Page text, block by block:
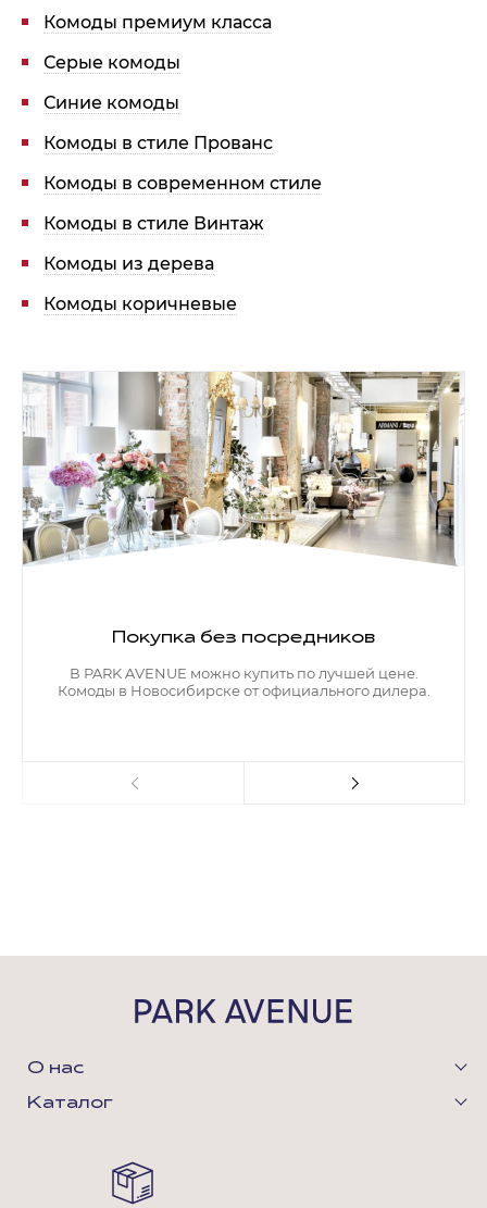
Комоды премиум класса
Серые комоды
Синие комоды
Комоды в стиле Прованс
Комоды в современном стиле
Комоды в стиле Винтаж
Комоды из дерева
Комоды коричневые
Покупка без посредников
В PARK AVENUE можно купить по лучшей цене.
Комоды в Новосибирске от официального дилера.
О нас
Каталог